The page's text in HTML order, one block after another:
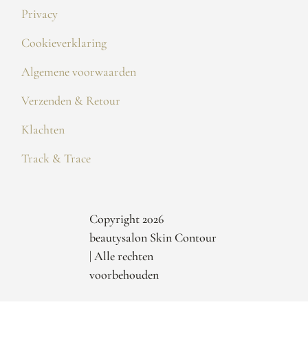
Privacy
Cookieverklaring
Algemene voorwaarden
Verzenden & Retour
Klachten
Track & Trace
Copyright 2026
beautysalon Skin Contour
| Alle rechten
voorbehouden